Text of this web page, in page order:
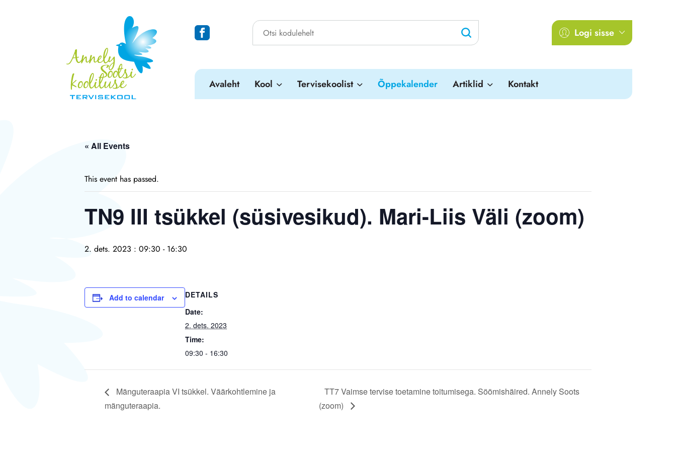
Logi sisse
Avaleht Kool Tervisekoolist Õppekalender Artiklid Kontakt
« All Events
This event has passed.
TN9 III tsükkel (süsivesikud). Mari-Liis Väli (zoom)
2. dets. 2023 : 09:30 - 16:30
Add to calendar
DETAILS
Date:
2. dets. 2023
Time:
09:30 - 16:30
Mänguteraapia VI tsükkel. Väärkohtlemine ja
mänguteraapia.
TT7 Vaimse tervise toetamine toitumisega. Söömishäired. Annely Soots
(zoom)